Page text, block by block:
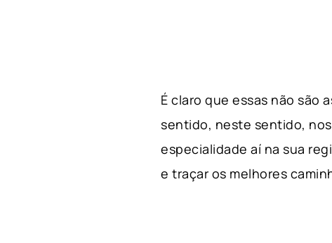
É claro que essas não são
sentido, neste sentido,
especialidade aí na sua
e traçar os melhores